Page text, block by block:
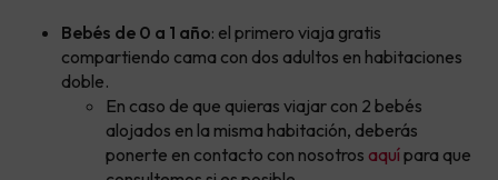
Bebés de 0 a 1 año: el primero viaja gratis
compartiendo cama con dos adultos en habitaciones
doble.
En caso de que quieras viajar con 2 bebés
alojados en la misma habitación, deberás
ponerte en contacto con nosotros aquípara que